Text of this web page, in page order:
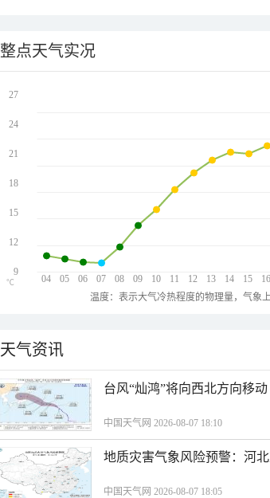
整点天气实况
04 05 06 07 08 09 10 11 12 13 14 15 16
27
24
21
18
15
12
9
℃
温度：表示大气冷热程度的物理量，气象
天气资讯
台风“灿鸿”将向西北方向移
中国天气网 2026-08-07 18:10
地质灾害气象风险预警：河
中国天气网 2026-08-07 18:05